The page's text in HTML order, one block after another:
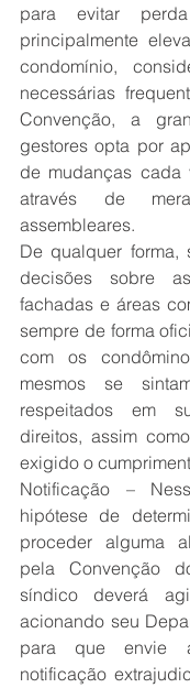
para evitar
principalmente
condomínio,
necessárias
Convenção, a
gestores opta por
de mudanças cada
através de
assembleares.
De qualquer forma,
decisões sobre
fachadas e áreas
sempre de forma
com os
mesmos se
respeitados em
direitos, assim
exigido o
Notificação –
hipótese de
proceder alguma
pela Convenção
síndico deverá
acionando seu
para que envie
notificação